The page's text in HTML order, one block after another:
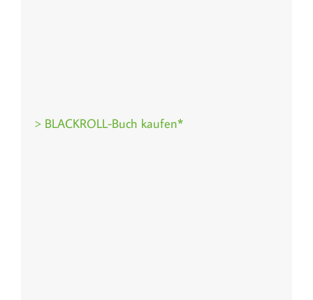
> BLACKROLL-Buch kaufen*